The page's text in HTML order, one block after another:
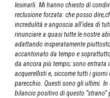
lesinarli. Mi hanno chiesto di
reclusione forzata: che posso
incredulità e angoscia all’idea di
rinunciare a quasi tutte le nostre
adattando insperatamente
accantonato da tempo e
da ancora più tempo; sono entrata
acquerellisti e, siccome tutti i giorni
parecchio. Questi sono gli ultimi.
bilancio positivo di questo